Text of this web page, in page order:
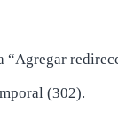
“Agregar
(302).